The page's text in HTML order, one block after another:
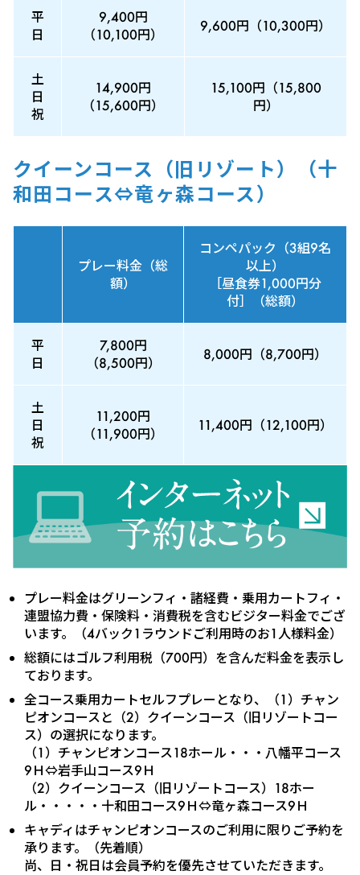
平
日
9,400円
（10,100円）
9,600円（10,300円）
土
日
祝
14,900円
（15,600円）
15,100円（15,800
円）
クイーンコース（旧リゾート）（十
和田コース⇔竜ヶ森コース）
プレー料金（総
額）
コンペパック（3組9名
以上）
［昼食券1,000円分
付］（総額）
平
日
7,800円
（8,500円）
8,000円（8,700円）
土
日
祝
11,200円
（11,900円）
11,400円（12,100円）
プレー料金はグリーンフィ・諸経費・乗用カートフィ・
連盟協力費・保険料・消費税を含むビジター料金でござ
います。（4バック1ラウンドご利用時のお1人様料金）
総額にはゴルフ利用税（700円）を含んだ料金を表示し
ております。
全コース乗用カートセルフプレーとなり、（1）チャン
ピオンコースと（2）クイーンコース（旧リゾートコー
ス）の選択になります。
（1）チャンピオンコース18ホール・・・八幡平コース
9Ｈ⇔岩手山コース9Ｈ
（2）クイーンコース（旧リゾートコース）18ホー
ル・・・・・十和田コース9Ｈ⇔竜ヶ森コース9Ｈ
キャディはチャンピオンコースのご利用に限りご予約を
承ります。（先着順）
尚、日・祝日は会員予約を優先させていただきます。